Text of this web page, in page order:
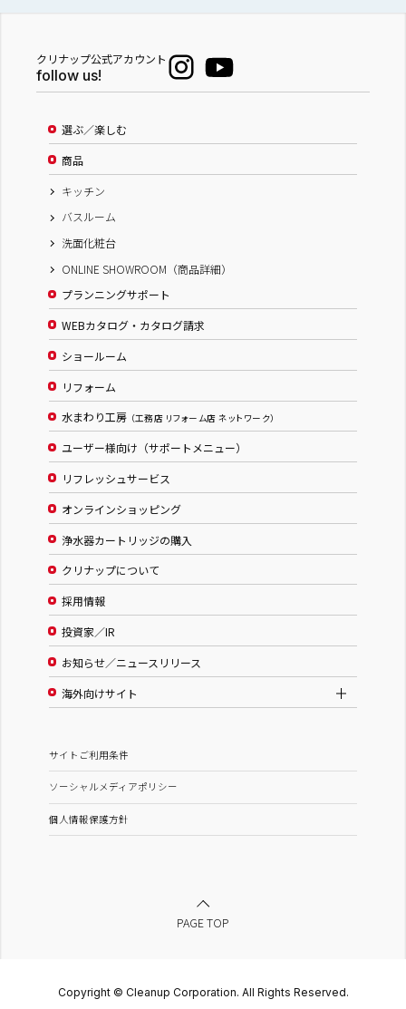
クリナップ公式アカウント
follow us!
選ぶ／楽しむ
商品
キッチン
バスルーム
洗面化粧台
ONLINE SHOWROOM（商品詳細）
プランニングサポート
WEBカタログ・カタログ請求
ショールーム
リフォーム
水まわり工房 （工務店 リフォーム店 ネットワーク）
ユーザー様向け（サポートメニュー）
リフレッシュサービス
オンラインショッピング
浄水器カートリッジの購入
クリナップについて
採用情報
投資家／IR
お知らせ／ニュースリリース
海外向けサイト
サイトご利用条件
ソーシャルメディアポリシー
個人情報保護方針
PAGE TOP
Copyright © Cleanup Corporation. All Rights Reserved.